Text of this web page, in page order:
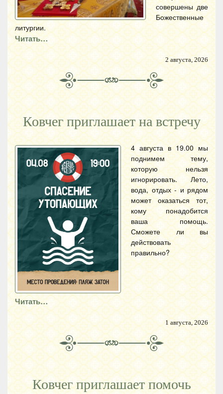
совершены две
Божественные
литургии.
Читать…
2 августа, 2026
Ковчег приглашает на встречу
4 августа в 19.00 мы
поднимем тему,
которую нельзя
игнорировать. Лето,
вода, отдых - и рядом
может оказаться тот,
кому понадобится
ваша помощь.
Сможете ли вы
действовать
правильно?
Читать…
1 августа, 2026
Ковчег приглашает помочь